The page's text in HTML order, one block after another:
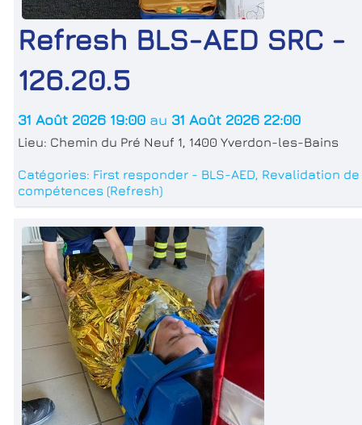
Refresh BLS-AED SRC -
126.20.5
31 Août 2026 19:00 au 31 Août 2026 22:00
Lieu: Chemin du Pré Neuf 1, 1400 Yverdon-les-Bains
Catégories: First responder - BLS-AED, Revalidation de
compétences (Refresh)